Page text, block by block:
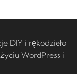
DIY i rękodzieło
WordPress i